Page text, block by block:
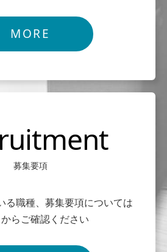
MORE
募集要項
る職種、募集要項については
らご確認ください